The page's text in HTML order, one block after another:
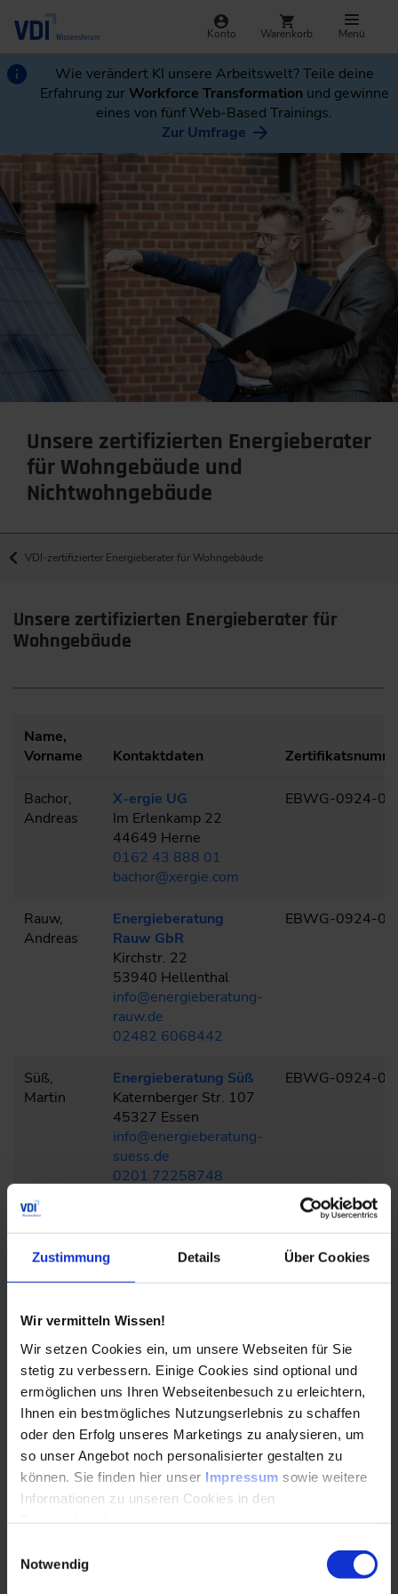
Zustimmung Details Über Cookies
Wir vermitteln Wissen!
Wir setzen Cookies ein, um unsere Webseiten für Sie
stetig zu verbessern. Einige Cookies sind optional und
ermöglichen uns Ihren Webseitenbesuch zu erleichtern,
Ihnen ein bestmögliches Nutzungserlebnis zu schaffen
oder den Erfolg unseres Marketings zu analysieren, um
so unser Angebot noch personalisierter gestalten zu
können. Sie finden hier unser Impressum sowie weitere
Informationen zu unseren Cookies in den
Notwendig
Konto Warenkorb Menü
Wie verändert KI unsere Arbeitswelt? Teile deine
Erfahrung zurWorkforce Transformation und gewinne
eines von fünf Web-Based Trainings.
Zur Umfrage
Unsere zertifizierten Energieberater
für Wohngebäude und
Nichtwohngebäude
VDI-zertifizierter Energieberater für Wohngebäude
Unsere zertifizierten Energieberater für
Wohngebäude
Name,
Vorname
Kontaktdaten
Bachor,
Andreas
X-ergie UG
Im Erlenkamp 22
44649 Herne
0162 43 888 01
bachor@xergie.com
EBWG-0924-01
Rauw,
Andreas
Energieberatung
Rauw GbR
Kirchstr. 22
53940 Hellenthal
info@energieberatung-
rauw.de
02482 6068442
EBWG-0924-02
Süß,
Martin
Energieberatung Süß
Katernberger Str. 107
45327 Essen
info@energieberatung-
suess.de
0201 72258748
EBWG-0924-03
Stemmler
Stefan
Asternstr. 11
52134 Herzogenrath
info@greenaix.de
EBWG-0924-04
David
Akademie Dülmen
Alter Ostdamm 17
48249 Dülmen
storks@klh-
duelmen.de
02594-944522
Dinslaken,
Dinslaken & Dinslaken